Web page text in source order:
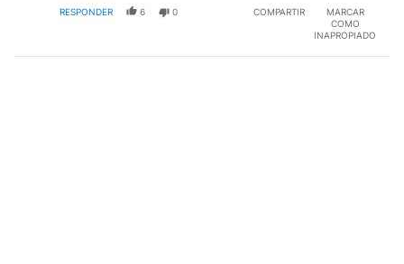
RESPONDER 6 0 COMPARTIR
MARCAR
COMO
INAPROPIADO